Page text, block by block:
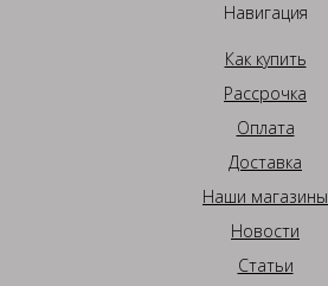
Навигация
Как купить
Рассрочка
Оплата
Доставка
Наши магазины
Новости
Статьи